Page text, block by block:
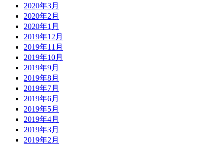
2020年3月
2020年2月
2020年1月
2019年12月
2019年11月
2019年10月
2019年9月
2019年8月
2019年7月
2019年6月
2019年5月
2019年4月
2019年3月
2019年2月